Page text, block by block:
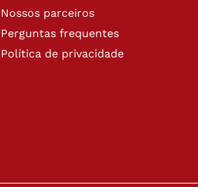
Nossos parceiros
Perguntas frequentes
Política de privacidade